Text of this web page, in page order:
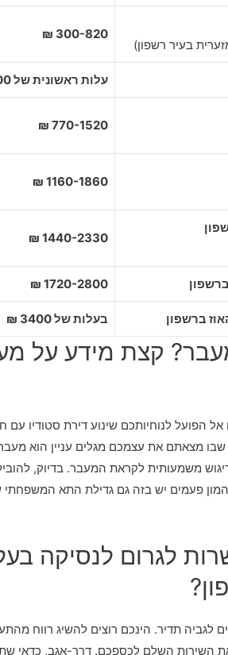
בעיר רשפון)
300-820 ₪
עלות ראשונית של 2900 ₪
770-1520 ₪
1160-1860 ₪
1440-2330 ₪
1720-2800 ₪
בעלות של 3400 ₪
קצת מידע על
הפועל לנוחיותכם שינוע דירת סטודיו עם
מצאתם את עצמכם מגלים עניין הוא
משמעותית לקראת המעבר. בדיוק,
פעמים יש בזה גם גדילת התא
לגרום לנסיקה
לגביה תדיר. הינכם רוצים להשיג רווח
השירות השלם לכספכם. דרך-אגב, כדאי